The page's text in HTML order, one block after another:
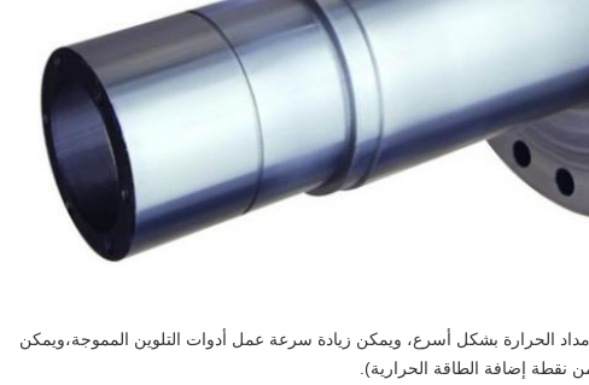
إمداد الحرارة بشكل أسرع، ويمكن زيادة سرعة عمل أدوات التلوين المموجة،ويمكن
نقطة إضافة الطاقة الحرارية).